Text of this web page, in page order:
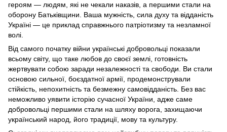
героям — людям, які не чекали наказів, а першими стали на
оборону Батьківщини. Ваша мужність, сила духу та відданість
Україні — це приклад справжнього патріотизму та незламної
волі.
Від самого початку війни українські добровольці показали
всьому світу, що таке любов до своєї землі, готовність
жертвувати собою заради незалежності та свободи. Ви стали
основою сильної, боєздатної армії, продемонстрували
стійкість, непохитність та безмежну самовідданість. Без вас
неможливо уявити історію сучасної України, адже саме
добровольці першими стали на шляху ворога, захищаючи
український народ, його традиції, мову та культуру.